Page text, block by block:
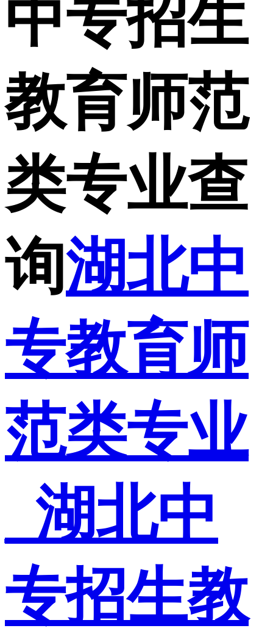
中专招生
教育师范
类专业查
询湖北中
专教育师
范类专业
_湖北中
专招生教